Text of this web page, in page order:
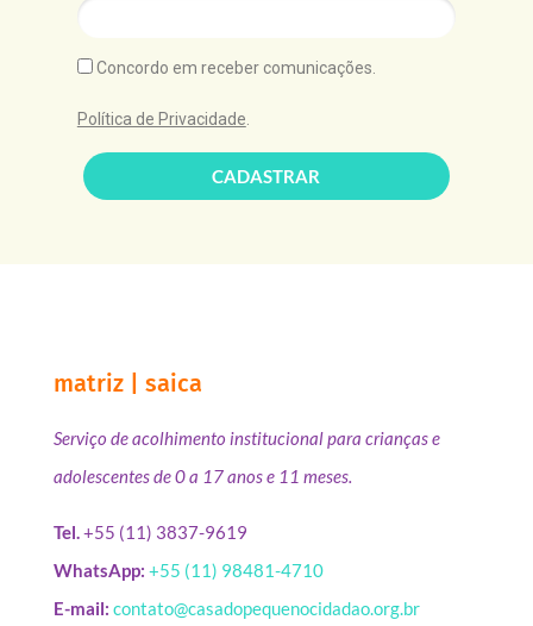
Concordo em receber comunicações.
Política de Privacidade
CADASTRAR
matriz | saica
Serviço de acolhimento institucional para crianças e
adolescentes de 0 a 17 anos e 11 meses.
Tel.+55 (11) 3837-9619
WhatsApp: +55 (11) 98481-4710
E-mail: contato@casadopequenocidadao.org.br